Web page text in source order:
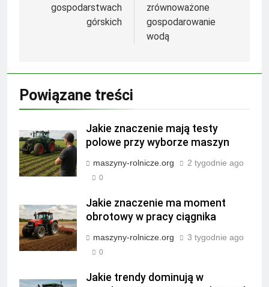
gospodarstwach
górskich
zrównoważone
gospodarowanie
wodą
Powiązane treści
Jakie znaczenie mają testy
polowe przy wyborze maszyn
maszyny-rolnicze.org 2 tygodnie ago
0
Jakie znaczenie ma moment
obrotowy w pracy ciągnika
maszyny-rolnicze.org 3 tygodnie ago
0
Jakie trendy dominują w